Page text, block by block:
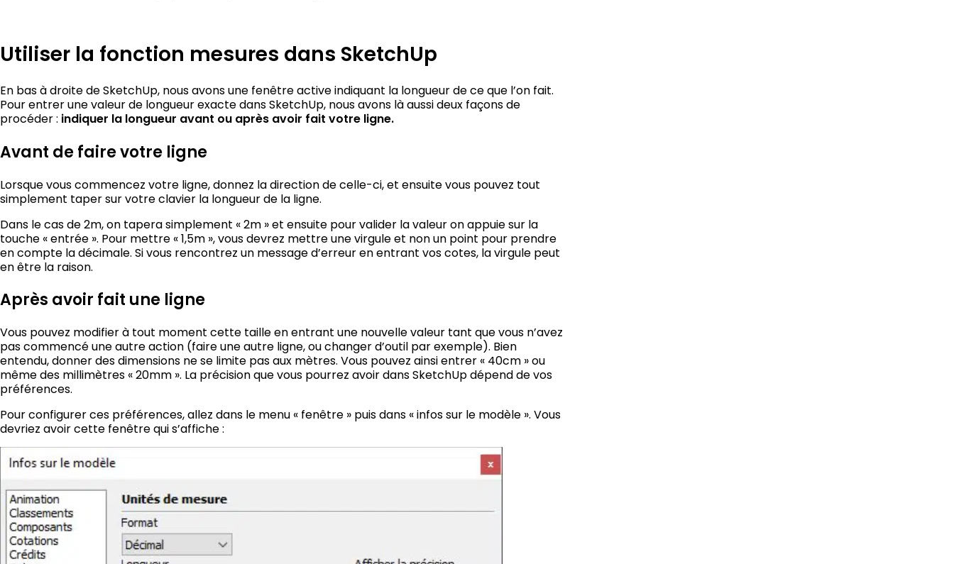
Utiliser la fonction mesures dans SketchUp
En bas à droite de SketchUp, nous avons une fenêtre active indiquant la longueur de ce que l’on fait.
Pour entrer une valeur de longueur exacte dans SketchUp, nous avons là aussi deux façons de
procéder : indiquer la longueur avant ou après avoir fait votre ligne.
Avant de faire votre ligne
Lorsque vous commencez votre ligne, donnez la direction de celle-ci, et ensuite vous pouvez tout
simplement taper sur votre clavier la longueur de la ligne.
Dans le cas de 2m, on tapera simplement « 2m » et ensuite pour valider la valeur on appuie sur la
touche « entrée ». Pour mettre « 1,5m », vous devrez mettre une virgule et non un point pour prendre
en compte la décimale. Si vous rencontrez un message d’erreur en entrant vos cotes, la virgule peut
en être la raison.
Après avoir fait une ligne
Vous pouvez modifier à tout moment cette taille en entrant une nouvelle valeur tant que vous n’avez
pas commencé une autre action (faire une autre ligne, ou changer d’outil par exemple). Bien
entendu, donner des dimensions ne se limite pas aux mètres. Vous pouvez ainsi entrer « 40cm » ou
même des millimètres « 20mm ». La précision que vous pourrez avoir dans SketchUp dépend de vos
préférences.
Pour configurer ces préférences, allez dans le menu « fenêtre » puis dans « infos sur le modèle ». Vous
devriez avoir cette fenêtre qui s’affiche :